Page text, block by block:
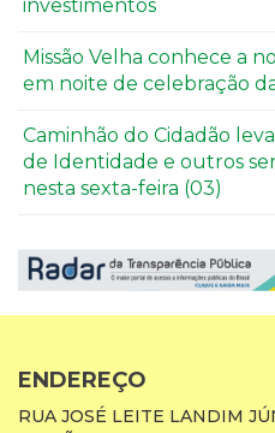
investimentos
Missão Velha conhece a
em noite de celebração
Caminhão do Cidadão
de Identidade e outros
nesta sexta-feira (03)
ENDEREÇO
RUA JOSÉ LEITE LANDIM